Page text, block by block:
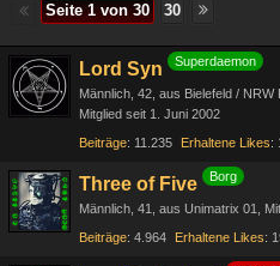
Seite 1 von 30 30
Lord Syn Superdaemon
Männlich 42 aus Bielefeld / NRW
Mitglied seit 1. Juni 2002
Beiträge 11.235 Erhaltene Likes
Three of Five Borg
Männlich 41 aus Unimatrix 01
Beiträge 4.964 Erhaltene Likes